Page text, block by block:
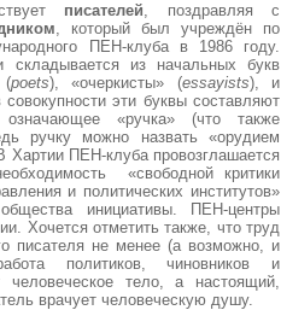
писателей, поздравляя с
, который был учреждён по
ПЕН-клуба в 1986 году.
складывается из начальных букв
(poets), «очеркисты» (essayists), и
эти буквы составляют
«ручка» (что также
ручку можно назвать «орудием
Хартии ПЕН-клуба провозглашается
«свободной критики
и политических институтов»
инициативы. ПЕН-центры
Хочется отметить также, что труд
писателя не менее (а возможно, и
политиков, чиновников и
человеческое тело, а настоящий,
врачует человеческую душу.